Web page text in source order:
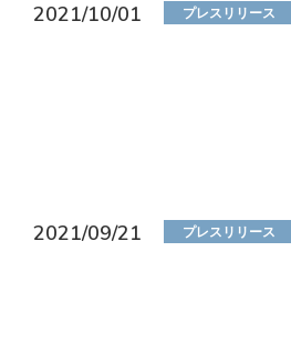
2021/10/01 プレスリリース
2021/09/21 プレスリリース